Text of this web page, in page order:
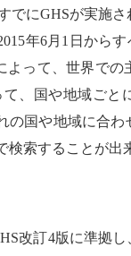
でにGHSが実施さ
年6月 1 日から
よって、世界での
、国や地域ごと
国や地域に合
検索することが出
改訂4版に準拠し